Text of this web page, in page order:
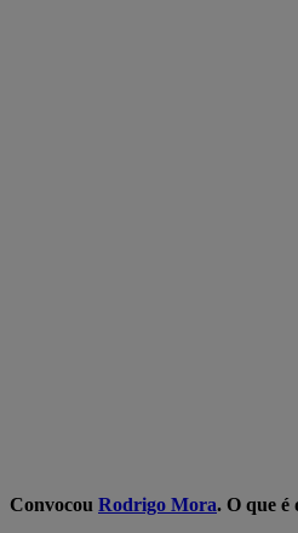
Convocou Rodrigo Mora. O que é